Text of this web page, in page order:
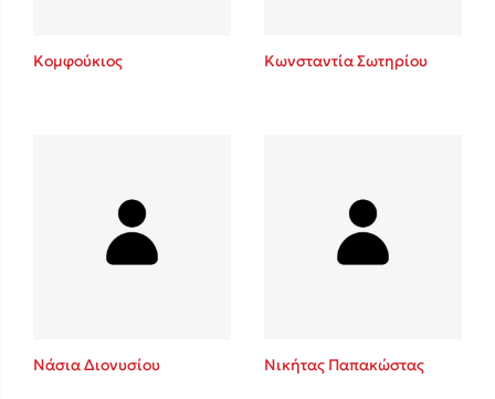
Κομφούκιος Κωνσταντία Σωτηρίου
Νάσια Διονυσίου Νικήτας Παπακώστας